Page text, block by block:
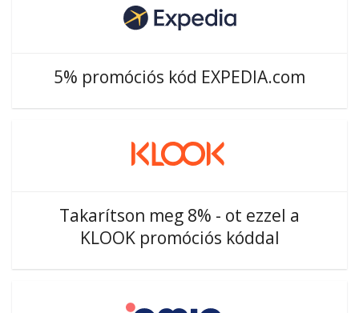
5% promóciós kód EXPEDIA.com
Takarítson meg 8% - ot ezzel a
KLOOK promóciós kóddal